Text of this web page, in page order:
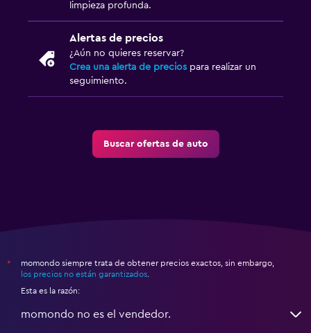
limpieza profunda.
Alertas de precios
¿Aún no quieres reservar?
Crea una alerta de precios para realizar un
seguimiento.
Buscar ofertas de auto
*
momondo siempre trata de obtener precios exactos, sin embargo,
los precios no están garantizados.
Esta es la razón:
momondo no es el vendedor.